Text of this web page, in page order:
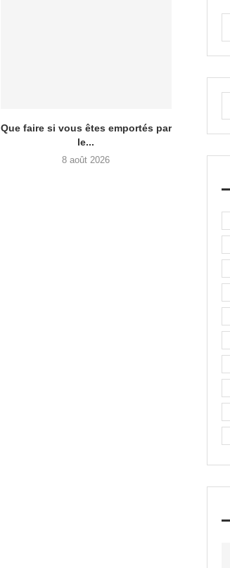
Que faire si vous êtes emportés par
le...
8 août 2026